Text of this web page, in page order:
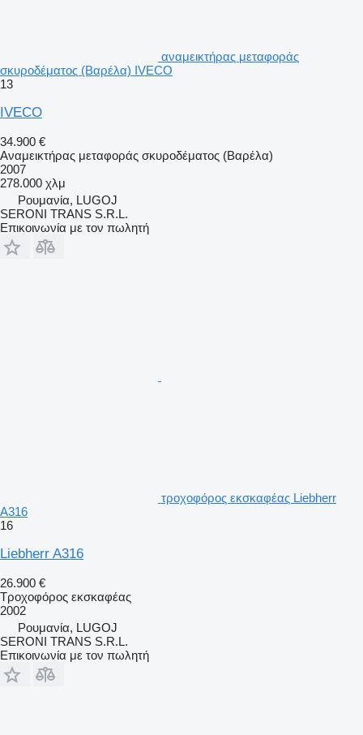
αναμεικτήρας μεταφοράς
σκυροδέματος (Βαρέλα) IVECO
13
IVECO
34.900 €
Αναμεικτήρας μεταφοράς σκυροδέματος (Βαρέλα)
2007
278.000 χλμ
Ρουμανία, LUGOJ
SERONI TRANS S.R.L.
Επικοινωνία με τον πωλητή
τροχοφόρος εκσκαφέας Liebherr
A316
16
Liebherr A316
26.900 €
Τροχοφόρος εκσκαφέας
2002
Ρουμανία, LUGOJ
SERONI TRANS S.R.L.
Επικοινωνία με τον πωλητή